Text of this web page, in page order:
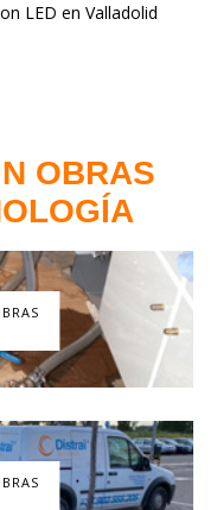
LED en Valladolid
OBRAS